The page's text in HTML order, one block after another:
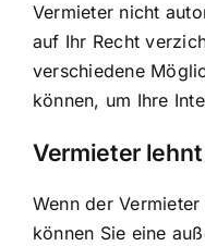
Vermieter nicht
auf Ihr Recht
verschiedene
können, um Ihre
Vermieter
Wenn der
können Sie eine